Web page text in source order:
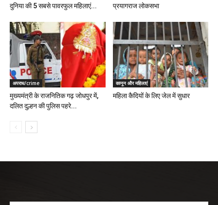
दुनिया की 5 सबसे पावरफुल महिलाएं...
प्रयागराज लोकसभा
अपराध/crime
मुख्यमंत्री के राजनितिक गढ़ जोधपुर में,
दलित दुल्हन की पुलिस पहरे...
कानून और महिलाएं
महिला कैदियों के लिए जेल में सुधार